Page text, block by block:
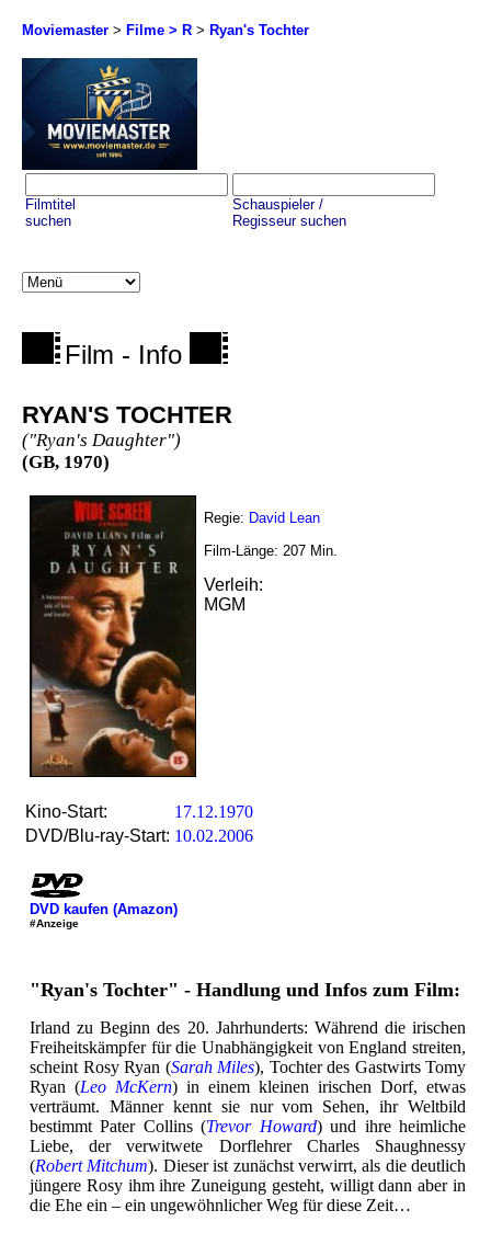
Moviemaster > Filme > R > Ryan's Tochter
Filmtitel
suchen
Schauspieler /
Regisseur suchen
Film - Info
RYAN'S TOCHTER
("Ryan's Daughter")
(GB, 1970)
Regie: David Lean
Film-Länge: 207 Min.
Verleih:
MGM
Kino-Start:
17.12.1970
DVD/Blu-ray-Start: 10.02.2006
DVD kaufen (Amazon)
#Anzeige
"Ryan's Tochter" - Handlung und Infos zum Film:
Irland zu Beginn des 20. Jahrhunderts: Während die irischen
Freiheitskämpfer für die Unabhängigkeit von England streiten,
scheint Rosy Ryan (Sarah Miles), Tochter des Gastwirts Tomy
Ryan (Leo McKern) in einem kleinen irischen Dorf, etwas
verträumt. Männer kennt sie nur vom Sehen, ihr Weltbild
bestimmt Pater Collins (Trevor Howard) und ihre heimliche
Liebe, der verwitwete Dorflehrer Charles Shaughnessy
(Robert Mitchum). Dieser ist zunächst verwirrt, als die deutlich
jüngere Rosy ihm ihre Zuneigung gesteht, willigt dann aber in
die Ehe ein – ein ungewöhnlicher Weg für diese Zeit…